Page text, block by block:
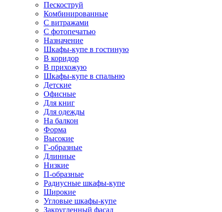
Пескоструй
Комбинированные
С витражами
С фотопечатью
Назначение
Шкафы-купе в гостиную
В коридор
В прихожую
Шкафы-купе в спальню
Детские
Офисные
Для книг
Для одежды
На балкон
Форма
Высокие
Г-образные
Длинные
Низкие
П-образные
Радиусные шкафы-купе
Широкие
Угловые шкафы-купе
Закругленный фасад